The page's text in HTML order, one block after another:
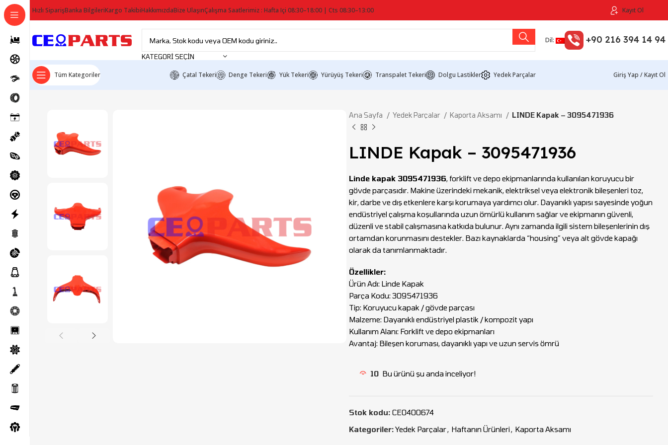
Hızlı SiparişBanka BilgileriKargo TakibiHakkımızdaBize UlaşınÇalışma Saatlerimiz : Hafta Içi 08:30–18:00 | Cts 08:30–13:00 Kayıt Ol
KATEGORI SEÇIN
Dil: +90 216 394 14 94
Tüm Kategoriler Çatal Tekeri Denge Tekeri Yük Tekeri Yürüyüş Tekeri Transpalet Tekeri Dolgu Lastikler Yedek Parçalar Giriş Yap / Kayıt Ol
Ana Sayfa Yedek Parçalar Kaporta Aksamı LINDE Kapak – 3095471936
LINDE Kapak – 3095471936
Linde kapak 3095471936, forklift ve depo ekipmanlarında kullanılan koruyucu bir
gövde parçasıdır. Makine üzerindeki mekanik, elektriksel veya elektronik bileşenleri toz,
kir, darbe ve dış etkenlere karşı korumaya yardımcı olur. Dayanıklı yapısı sayesinde yoğun
endüstriyel çalışma koşullarında uzun ömürlü kullanım sağlar ve ekipmanın güvenli,
düzenli ve stabil çalışmasına katkıda bulunur. Aynı zamanda ilgili sistem bileşenlerinin dış
ortamdan korunmasını destekler. Bazı kaynaklarda “housing” veya alt gövde kapağı
olarak da tanımlanmaktadır.
Özellikler:
Ürün Adı: Linde Kapak
Parça Kodu: 3095471936
Tip: Koruyucu kapak / gövde parçası
Malzeme: Dayanıklı endüstriyel plastik / kompozit yapı
Kullanım Alanı: Forklift ve depo ekipmanları
Avantaj: Bileşen koruması, dayanıklı yapı ve uzun servis ömrü
10 Bu ürünü şu anda inceliyor!
Stok kodu: CEO400674
Kategoriler:Yedek Parçalar, Haftanın Ürünleri, Kaporta Aksamı